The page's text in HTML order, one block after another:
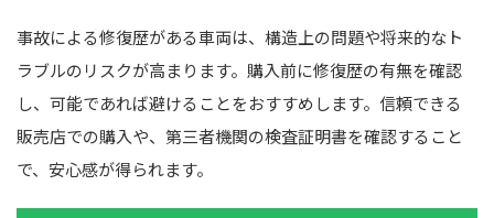
事故による修復歴がある車両は、構造上の問題や将来的なト
ラブルのリスクが高まります。購入前に修復歴の有無を確認
し、可能であれば避けることをおすすめします。信頼できる
販売店での購入や、第三者機関の検査証明書を確認すること
で、安心感が得られます。